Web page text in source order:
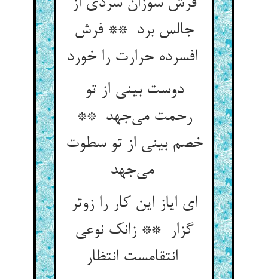
جالس برد ** فرش
افسرده حرارت را خورد
دوست بینی از تو
رحمت می‌جهد **
خصم بینی از تو سطوت
می‌جهد
ای ایاز این کار را زوتر
گزار ** زانک نوعی